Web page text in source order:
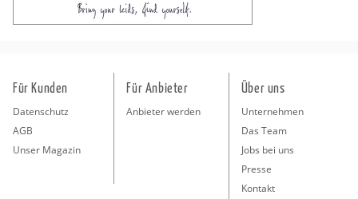
Für Kunden
Datenschutz
AGB
Unser Magazin
Für Anbieter
Anbieter werden
Über uns
Unternehmen
Das Team
Jobs bei uns
Presse
Kontakt